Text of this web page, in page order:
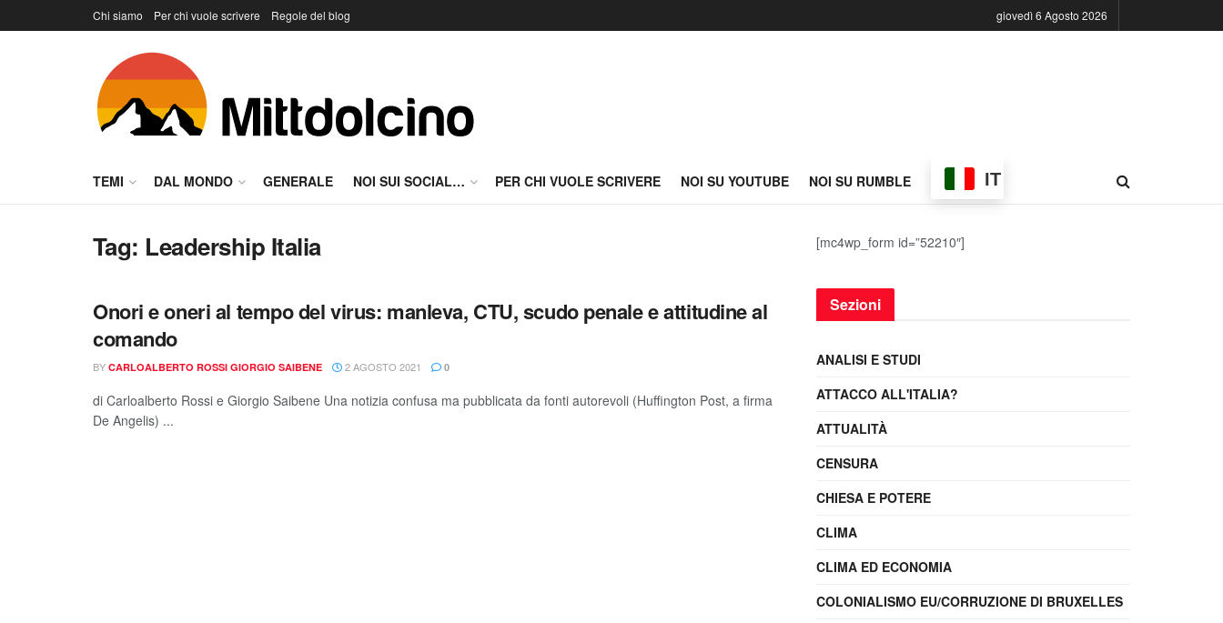
Chi siamo Per chi vuole scrivere Regole del blog giovedì 6 Agosto 2026
TEMI DAL MONDO GENERALE NOI SUI SOCIAL… PER CHI VUOLE SCRIVERE NOI SU YOUTUBE NOI SU RUMBLE IT
Tag: Leadership Italia
Onori e oneri al tempo del virus: manleva, CTU, scudo penale e attitudine al
comando
BY CARLOALBERTO ROSSI GIORGIO SAIBENE 2 AGOSTO 2021 0
di Carloalberto Rossi e Giorgio Saibene Una notizia confusa ma pubblicata da fonti autorevoli (Huffington Post, a firma
De Angelis) ...
[mc4wp_form id=”52210″]
Sezioni
ANALISI E STUDI
ATTACCO ALL'ITALIA?
ATTUALITÀ
CENSURA
CHIESA E POTERE
CLIMA
CLIMA ED ECONOMIA
COLONIALISMO EU/CORRUZIONE DI BRUXELLES